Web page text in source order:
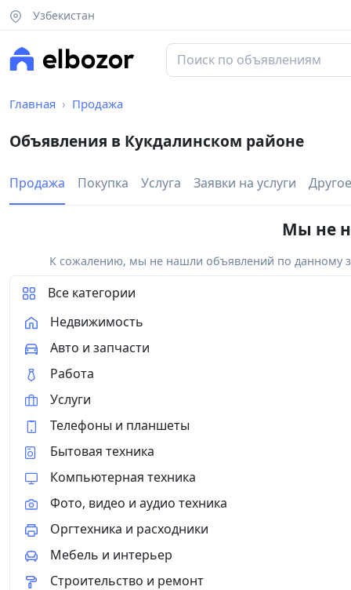
Узбекистан
Главная Продажа
Объявления в Кукдалинском районе
Продажа Покупка Услуга Заявки на услуги Другое
Мы не
К сожалению, мы не нашли объявлений по данному
Все категории
Недвижимость
Авто и запчасти
Работа
Услуги
Телефоны и планшеты
Бытовая техника
Компьютерная техника
Фото, видео и аудио техника
Оргтехника и расходники
Мебель и интерьер
Строительство и ремонт